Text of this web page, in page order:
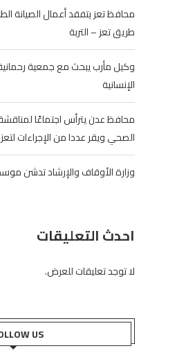
محافظ تعز يتفقد أعمال الصيانة
طريق تعز – التربة
وكيل مأرب يبحث مع جمعية رحمانية
الإنسانية
محافظ عدن يترأس اجتماعًا
الصحي ويقر عددا من الإجراءات
وزارة الأوقاف والإرشاد تدشن موسم
احدث التعليقات
لا توجد تعليقات للعرض.
US